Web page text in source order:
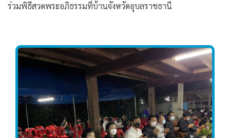
ร่วมพิธีสวดพระอภิธรรมที่บ้านจังหวัดอุบลราชธานี